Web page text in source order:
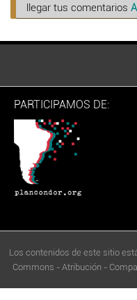
llegar tus comentarios
PARTICIPAMOS DE:
Los contenidos de este sitio
Commons - Atribución -